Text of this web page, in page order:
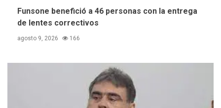
Funsone benefició a 46 personas con la entrega
de lentes correctivos
agosto 9, 2026 166